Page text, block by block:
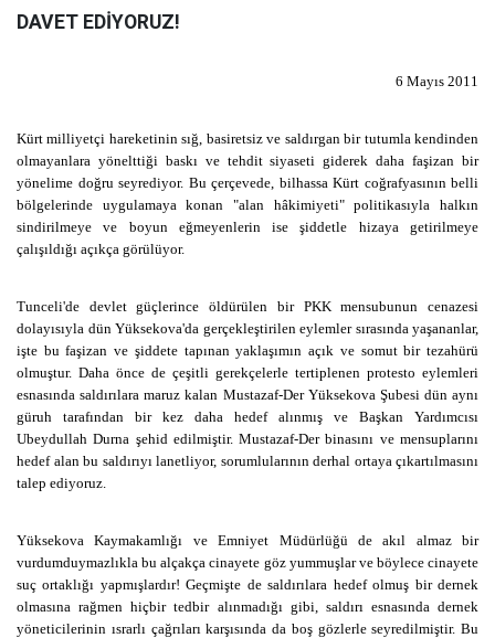
DAVET EDİYORUZ!
6 Mayıs 2011
Kürt milliyetçi hareketinin sığ, basiretsiz ve saldırgan bir tutumla kendinden
olmayanlara yönelttiği baskı ve tehdit siyaseti giderek daha faşizan bir
yönelime doğru seyrediyor. Bu çerçevede, bilhassa Kürt coğrafyasının belli
bölgelerinde uygulamaya konan "alan hâkimiyeti" politikasıyla halkın
sindirilmeye ve boyun eğmeyenlerin ise şiddetle hizaya getirilmeye
çalışıldığı açıkça görülüyor.
Tunceli'de devlet güçlerince öldürülen bir PKK mensubunun cenazesi
dolayısıyla dün Yüksekova'da gerçekleştirilen eylemler sırasında yaşananlar,
işte bu faşizan ve şiddete tapınan yaklaşımın açık ve somut bir tezahürü
olmuştur. Daha önce de çeşitli gerekçelerle tertiplenen protesto eylemleri
esnasında saldırılara maruz kalan Mustazaf-Der Yüksekova Şubesi dün aynı
güruh tarafından bir kez daha hedef alınmış ve Başkan Yardımcısı
Ubeydullah Durna şehid edilmiştir. Mustazaf-Der binasını ve mensuplarını
hedef alan bu saldırıyı lanetliyor, sorumlularının derhal ortaya çıkartılmasını
talep ediyoruz.
Yüksekova Kaymakamlığı ve Emniyet Müdürlüğü de akıl almaz bir
vurdumduymazlıkla bu alçakça cinayete göz yummuşlar ve böylece cinayete
suç ortaklığı yapmışlardır! Geçmişte de saldırılara hedef olmuş bir dernek
olmasına rağmen hiçbir tedbir alınmadığı gibi, saldırı esnasında dernek
yöneticilerinin ısrarlı çağrıları karşısında da boş gözlerle seyredilmiştir. Bu